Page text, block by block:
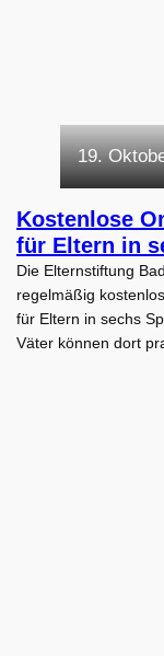
19.
Kostenlose
für Eltern in
Die Elternstiftung
regelmäßig
für Eltern in sechs
Väter können dort